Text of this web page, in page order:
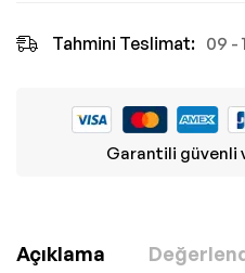
Tahmini Teslimat: 09 -
Garantili güvenli
Açıklama